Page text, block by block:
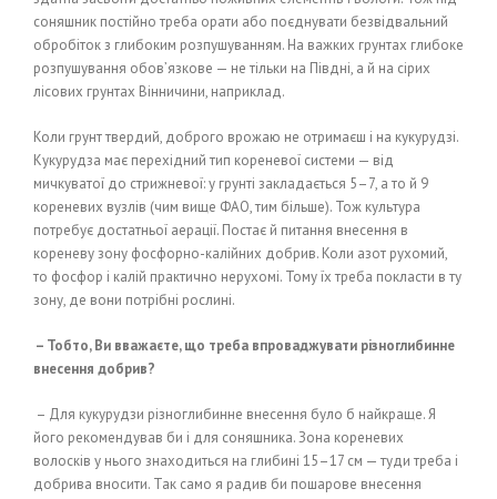
соняшник постійно треба орати або поєднувати безвідвальний
обробіток з глибоким розпушуванням. На важких грунтах глибоке
розпушування обов’язкове — не тільки на Півдні, а й на сірих
лісових грунтах Вінничини, наприклад.
Коли грунт твердий, доброго врожаю не отримаєш і на кукурудзі.
Кукурудза має перехідний тип кореневої системи — від
мичкуватої до стрижневої: у грунті закладається 5–7, а то й 9
кореневих вузлів (чим вище ФАО, тим більше). Тож культура
потребує достатньої аерації. Постає й питання внесення в
кореневу зону фосфорно-калійних добрив. Коли азот рухомий,
то фосфор і калій практично нерухомі. Тому їх треба покласти в ту
зону, де вони потрібні рослині.
– Тобто, Ви вважаєте, що треба впроваджувати різноглибинне
внесення добрив?
– Для кукурудзи різноглибинне внесення було б найкраще. Я
його рекомендував би і для соняшника. Зона кореневих
волосків у нього знаходиться на глибині 15–17 см — туди треба і
добрива вносити. Так само я радив би пошарове внесення